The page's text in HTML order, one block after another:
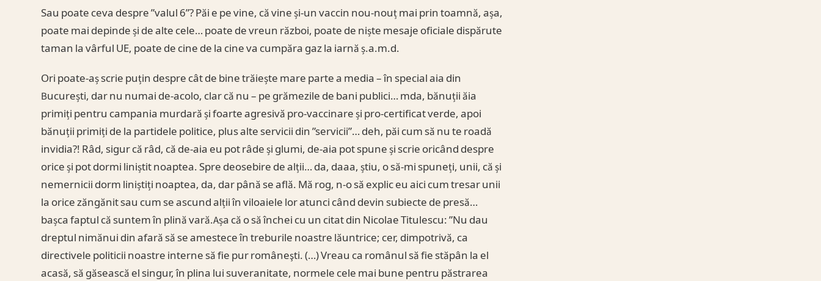
Sau poate ceva despre ”valul 6”? Păi e pe vine, că vine și-un vaccin nou-nouț mai prin toamnă, așa,
poate mai depinde și de alte cele… poate de vreun război, poate de niște mesaje oficiale dispărute
taman la vârful UE, poate de cine de la cine va cumpăra gaz la iarnă ș.a.m.d.
Ori poate-aș scrie puțin despre cât de bine trăiește mare parte a media – în special aia din
București, dar nu numai de-acolo, clar că nu – pe grămezile de bani publici… mda, bănuții ăia
primiți pentru campania murdară și foarte agresivă pro-vaccinare și pro-certificat verde, apoi
bănuții primiți de la partidele politice, plus alte servicii din ”servicii”… deh, păi cum să nu te roadă
invidia?! Râd, sigur că râd, că de-aia eu pot râde și glumi, de-aia pot spune și scrie oricând despre
orice și pot dormi liniștit noaptea. Spre deosebire de alții… da, daaa, știu, o să-mi spuneți, unii, că și
nemernicii dorm liniștiți noaptea, da, dar până se află. Mă rog, n-o să explic eu aici cum tresar unii
la orice zăngănit sau cum se ascund alții în viloaiele lor atunci când devin subiecte de presă…
bașca faptul că suntem în plină vară.Așa că o să închei cu un citat din Nicolae Titulescu: ”Nu dau
dreptul nimănui din afară să se amestece în treburile noastre lăuntrice; cer, dimpotrivă, ca
directivele politicii noastre interne să fie pur româneşti. (…) Vreau ca românul să fie stăpân la el
acasă, să găsească el singur, în plina lui suveranitate, normele cele mai bune pentru păstrarea